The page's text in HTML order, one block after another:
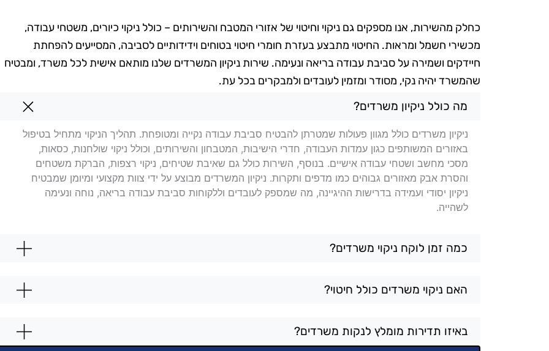
כחלק מהשירות, אנו מספקים גם ניקוי וחיטוי של אזורי המטבח והשירותים – כולל ניקוי כיורים, משטחי עבודה,
מכשירי חשמל ומראות. החיטוי מתבצע בעזרת חומרי חיטוי בטוחים וידידותיים לסביבה, המסייעים להפחתת
חיידקים ושמירה על סביבת עבודה בריאה ונעימה. שירות ניקיון המשרדים שלנו מותאם אישית לכל משרד, ומבטיח
שהמשרד יהיה נקי, מסודר ומזמין לעובדים ולמבקרים בכל עת.
שאלות בנושא ניקיון משרדים בבת ים
מה כולל ניקיון משרדים?
ניקיון משרדים כולל מגוון פעולות שמטרתן להבטיח סביבת עבודה נקייה ומטופחת. תהליך הניקוי מתחיל בטיפול
באזורים המשותפים כגון עמדות העבודה, חדרי הישיבות, המטבחון והשירותים, וכולל ניקוי שולחנות, כסאות,
מסכי מחשב ושטחי עבודה אישיים. בנוסף, השירות כולל גם שאיבת שטיחים, ניקוי רצפות, הברקת משטחים
והסרת אבק מאזורים גבוהים כמו מדפים ותקרות. ניקיון המשרדים מבוצע על ידי צוות מקצועי ומיומן שמבטיח
ניקיון יסודי ועמידה בדרישות ההיגיינה, מה שמספק לעובדים וללקוחות סביבת עבודה בריאה, נוחה ונעימה
לשהייה.
כמה זמן לוקח ניקוי משרדים?
האם ניקוי משרדים כולל חיטוי?
באיזו תדירות מומלץ לנקות משרדים?